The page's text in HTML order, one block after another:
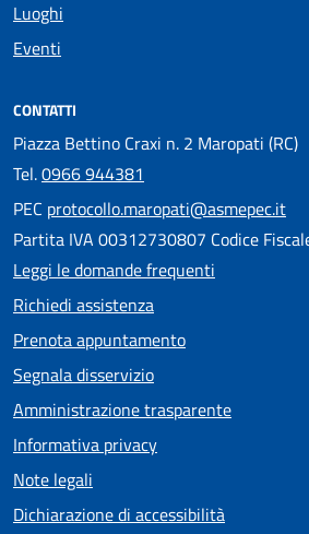
Luoghi
Eventi
CONTATTI
Piazza Bettino Craxi n. 2 Maropati (RC)
Tel.0966 944381
PEC protocollo.maropati@asmepec.it
Partita IVA 00312730807 Codice
Leggi le domande frequenti
Richiedi assistenza
Prenota appuntamento
Segnala disservizio
Amministrazione trasparente
Informativa privacy
Note legali
Dichiarazione di accessibilità